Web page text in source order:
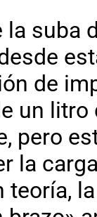
la suba
de
un litro
pero
la
teoría,